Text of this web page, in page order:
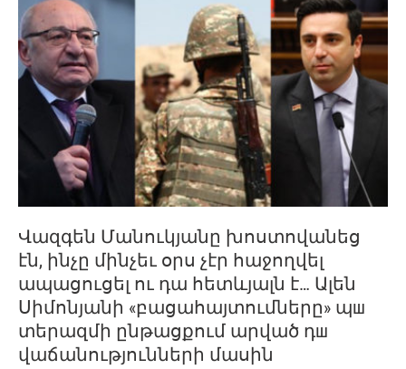
Վազգեն Մանուկյանը խոստովանեց
էն, ինչը մինչեւ օրս չէր հաջողվել
ապացուցել ու դա հետևյալն է… Ալեն
Սիմոնյանի «բացահայտումները» պш
տերազմի ընթացքում արված դш
վաճանությունների մասին